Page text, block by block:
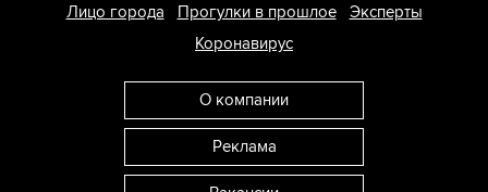
Лицо города
Прогулки в прошлое
Эксперты
Коронавирус
О компании
Реклама